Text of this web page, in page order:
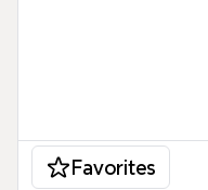
Favorites